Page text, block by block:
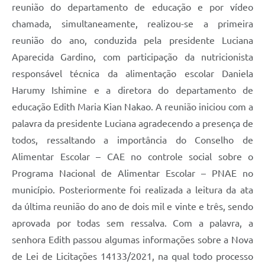
reunião do departamento de educação e por vídeo
chamada, simultaneamente, realizou-se a primeira
reunião do ano, conduzida pela presidente Luciana
Aparecida Gardino, com participação da nutricionista
responsável técnica da alimentação escolar Daniela
Harumy Ishimine e a diretora do departamento de
educação Edith Maria Kian Nakao. A reunião iniciou com a
palavra da presidente Luciana agradecendo a presença de
todos, ressaltando a importância do Conselho de
Alimentar Escolar – CAE no controle social sobre o
Programa Nacional de Alimentar Escolar – PNAE no
município. Posteriormente foi realizada a leitura da ata
da última reunião do ano de dois mil e vinte e três, sendo
aprovada por todas sem ressalva. Com a palavra, a
senhora Edith passou algumas informações sobre a Nova
de Lei de Licitações 14133/2021, na qual todo processo